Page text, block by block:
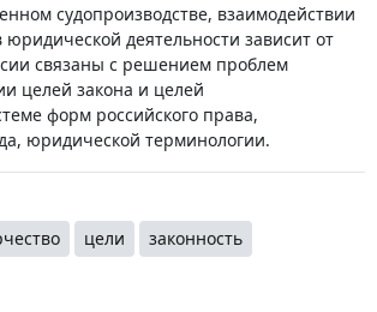
судопроизводстве, взаимодействии
деятельности зависит от
связаны с решением проблем
целей закона и целей
форм российского права,
юридической терминологии.
цели
законность